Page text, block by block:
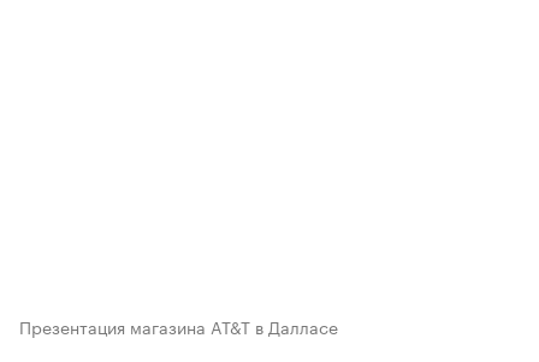
Презентация магазина AT&T в Далласе